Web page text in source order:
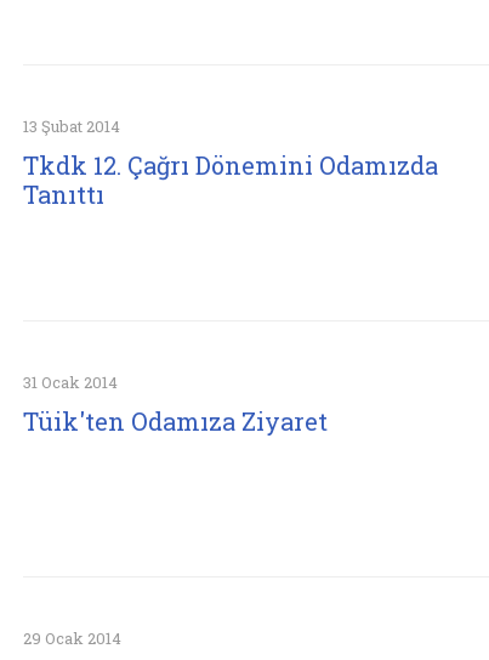
13 Şubat 2014
Tkdk 12. Çağrı Dönemini Odamızda
Tanıttı
31 Ocak 2014
Tüik'ten Odamıza Ziyaret
29 Ocak 2014